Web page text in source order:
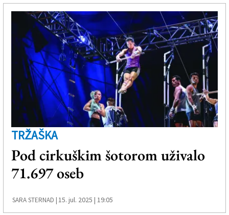
TRŽAŠKA
Pod cirkuškim šotorom uživalo
71.697 oseb
SARA STERNAD |15. jul. 2025 | 19:05